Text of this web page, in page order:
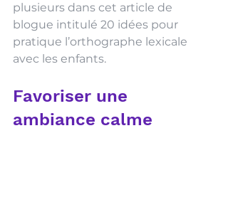
plusieurs dans cet article de
blogue intitulé 20 idées pour
pratique l’orthographe lexicale
avec les enfants.
Favoriser une
ambiance calme